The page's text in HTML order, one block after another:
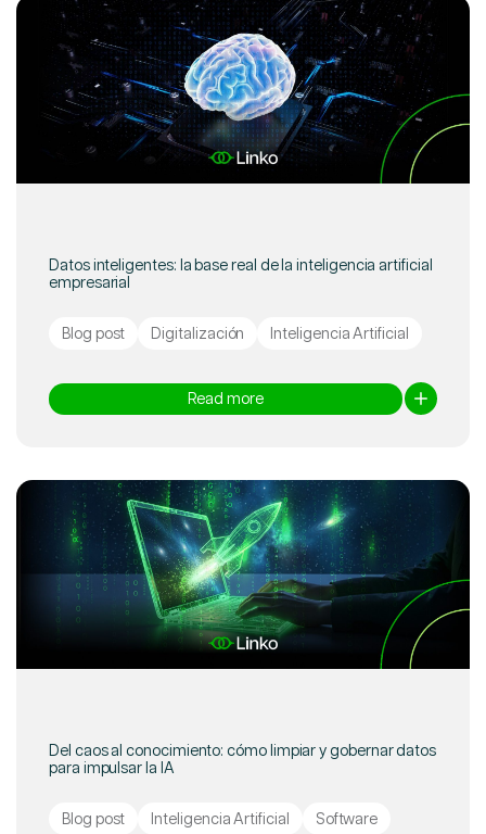
Datos inteligentes: la base real de la inteligencia artificial
empresarial
Blog post Digitalización Inteligencia Artificial
Read more
Del caos al conocimiento: cómo limpiar y gobernar datos
para impulsar la IA
Blog post Inteligencia Artificial Software